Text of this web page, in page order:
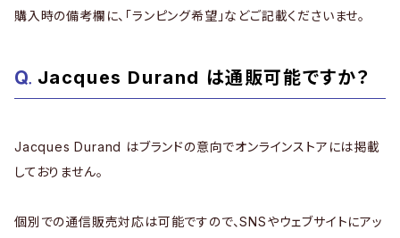
購入時の備考欄に、「ランピング希望」などご記載くださいませ。
Jacques Durand は通販可能ですか？
Jacques Durand はブランドの意向でオンラインストアには掲載
しておりません。
個別での通信販売対応は可能ですので、SNSやウェブサイトにアッ